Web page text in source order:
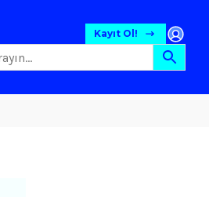
Kayıt Ol!